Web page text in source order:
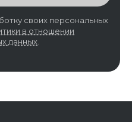
своих персональных
в отношении
данных